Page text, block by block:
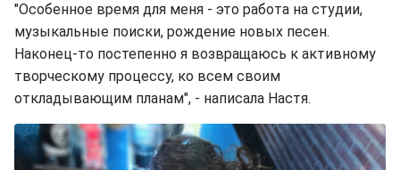
"Особенное время для меня - это работа на студии,
музыкальные поиски, рождение новых песен.
Наконец-то постепенно я возвращаюсь к активному
творческому процессу, ко всем своим
откладывающим планам", - написала Настя.